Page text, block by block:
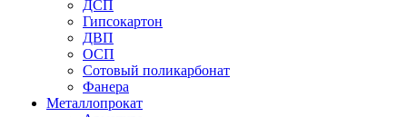
ДСП
Гипсокартон
ДВП
ОСП
Сотовый поликарбонат
Фанера
Металлопрокат